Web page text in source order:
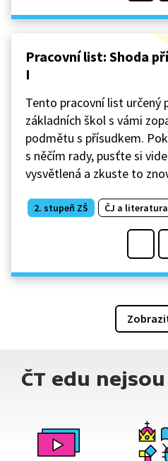
Pracovní list: Shoda
I
Tento pracovní list určený
základních škol s vámi
podmětu s přísudkem.
s něčím rady, pusťte si
vysvětlená a zkuste to
2. stupeň ZŠ ČJ a literatura
ČT edu